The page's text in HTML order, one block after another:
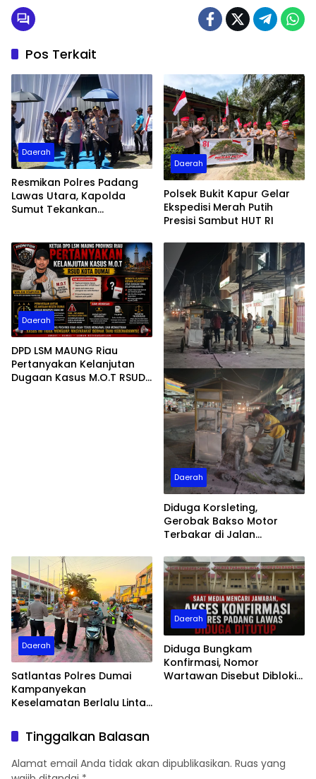
Pos Terkait
Daerah
Resmikan Polres Padang
Lawas Utara, Kapolda
Sumut Tekankan
Daerah
Polsek Bukit Kapur Gelar
Ekspedisi Merah Putih
Presisi Sambut HUT RI
Daerah
DPD LSM MAUNG Riau
Pertanyakan Kelanjutan
Dugaan Kasus M.O.T RSUD
Daerah
Diduga Korsleting,
Gerobak Bakso Motor
Terbakar di Jalan
Daerah
Satlantas Polres Dumai
Kampanyekan
Keselamatan Berlalu Lintas
Daerah
Diduga Bungkam
Konfirmasi, Nomor
Wartawan Disebut Diblokir
Tinggalkan Balasan
Alamat email Anda tidak akan dipublikasikan. Ruas yang